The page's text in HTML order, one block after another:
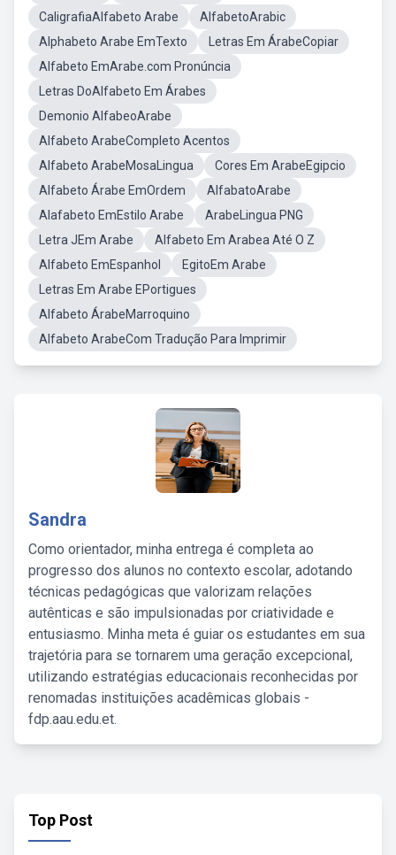
CaligrafiaAlfabeto Arabe
AlfabetoArabic
Alphabeto Arabe EmTexto
Letras Em ÁrabeCopiar
Alfabeto EmArabe.com Pronúncia
Letras DoAlfabeto Em Árabes
Demonio AlfabeoArabe
Alfabeto ArabeCompleto Acentos
Alfabeto ArabeMosaLingua
Cores Em ArabeEgipcio
Alfabeto Árabe EmOrdem
AlfabatoArabe
Alafabeto EmEstilo Arabe
ArabeLingua PNG
Letra JEm Arabe
Alfabeto Em Arabea Até O Z
Alfabeto EmEspanhol
EgitoEm Arabe
Letras Em Arabe EPortigues
Alfabeto ÁrabeMarroquino
Alfabeto ArabeCom Tradução Para Imprimir
Sandra
Como orientador, minha entrega é completa ao
progresso dos alunos no contexto escolar, adotando
técnicas pedagógicas que valorizam relações
autênticas e são impulsionadas por criatividade e
entusiasmo. Minha meta é guiar os estudantes em sua
trajetória para se tornarem uma geração excepcional,
utilizando estratégias educacionais reconhecidas por
renomadas instituições acadêmicas globais -
fdp.aau.edu.et.
Top Post